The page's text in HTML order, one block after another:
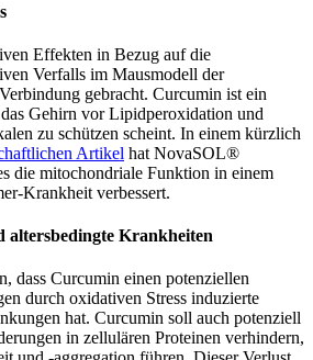
Effekten in Bezug auf die
Verfalls im Mausmodell der
gebracht. Curcumin ist ein
Gehirn vor Lipidperoxidation und
zu schützen scheint. In einem kürzlich
Artikel hat NovaSOL®
die mitochondriale Funktion in einem
Krankheit verbessert.
altersbedingte Krankheiten
dass Curcumin einen potenziellen
durch oxidativen Stress induzierte
hat. Curcumin soll auch potenziell
in zellulären Proteinen verhindern,